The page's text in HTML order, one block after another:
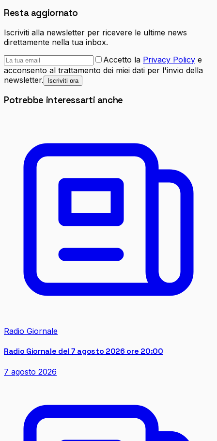
Resta aggiornato
Iscriviti alla newsletter per ricevere le ultime news
direttamente nella tua inbox.
Accetto la Privacy Policy e
acconsento al trattamento dei miei dati per l'invio della
newsletter.
Iscriviti ora
Potrebbe interessarti anche
Radio Giornale
Radio Giornale del 7 agosto 2026 ore 20:00
7 agosto 2026